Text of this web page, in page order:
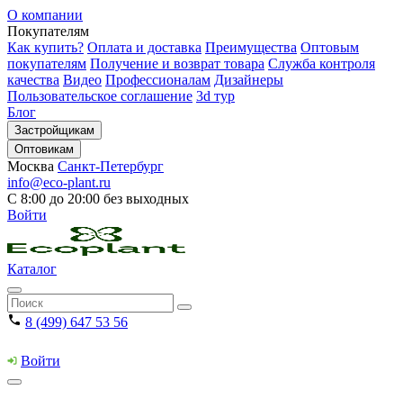
О компании
Покупателям
Как купить? Оплата и доставка Преимущества Оптовым
покупателям Получение и возврат товара Служба контроля
качества Видео Профессионалам Дизайнеры
Пользовательское соглашение 3d тур
Блог
Застройщикам
Оптовикам
Москва Санкт-Петербург
info@eco-plant.ru
С 8:00 до 20:00 без выходных
Войти
Каталог
8 (499) 647 53 56
Войти